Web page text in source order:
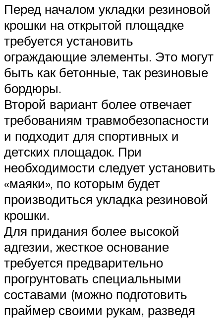
Перед началом укладки резиновой
крошки на открытой площадке
требуется установить
ограждающие элементы. Это могут
быть как бетонные, так резиновые
бордюры.
Второй вариант более отвечает
требованиям травмобезопасности
и подходит для спортивных и
детских площадок. При
необходимости следует установить
«маяки», по которым будет
производиться укладка резиновой
крошки.
Для придания более высокой
адгезии, жесткое основание
требуется предварительно
прогрунтовать специальными
составами (можно подготовить
праймер своими рукам, разведя